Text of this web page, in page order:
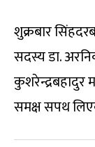
शुक्रबार
सदस्य डा.
कुशरेन्द्रबहादुर
समक्ष सपथ